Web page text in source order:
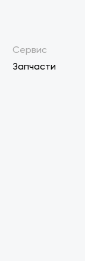
Сервис
Запчасти